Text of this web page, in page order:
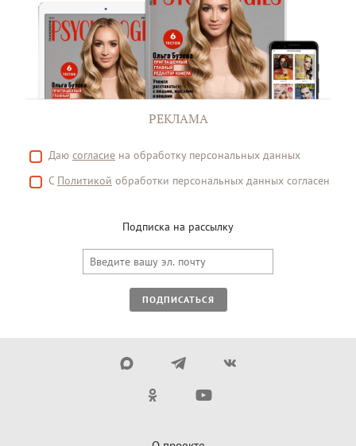
РЕКЛАМА
Даю согласие на обработку персональных данных
С Политикой обработки персональных данных согласен
Подписка на рассылку
ПОДПИСАТЬСЯ